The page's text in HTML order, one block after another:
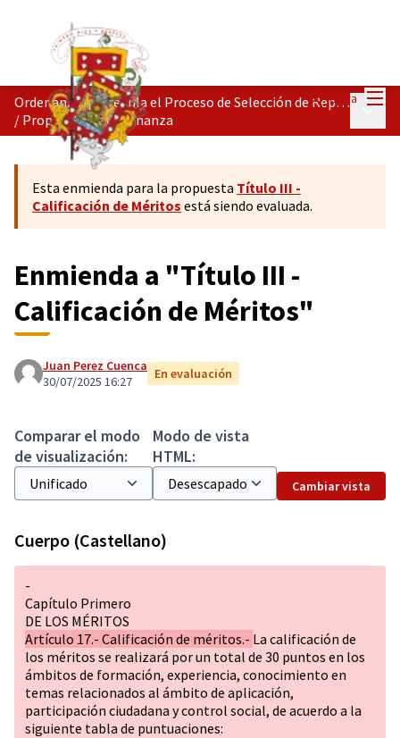
Entra
Ordenanza que regula el Proceso de Selección de Representantes de la Ciudadanía.
/ Propuesta de Ordenanza
Esta enmienda para la propuesta Título III -
Calificación de Méritos está siendo evaluada.
Enmienda a "Título III -
Calificación de Méritos"
Juan Perez Cuenca
30/07/2025 16:27
En evaluación
Comparar el modo
de visualización:
Modo de vista
HTML:
Cambiar vista
Cuerpo (Castellano)
-
Capítulo Primero
DE LOS MÉRITOS
Artículo 17.- Calificación de méritos.- La calificación de
los méritos se realizará por un total de 30 puntos en los
ámbitos de formación, experiencia, conocimiento en
temas relacionados al ámbito de aplicación,
participación ciudadana y control social, de acuerdo a la
siguiente tabla de puntuaciones: